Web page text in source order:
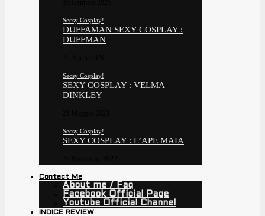
Secsy Cosplay!
DUFFAMAN SEXY COSPLAY :
DUFFMAN
Secsy Cosplay!
SEXY COSPLAY : VELMA
DINKLEY
Secsy Cosplay!
SEXY COSPLAY : L’APE MAIA
Contact Me
About me / Faq
Facebook Official Page
Youtube Official Channel
INDICE REVIEW